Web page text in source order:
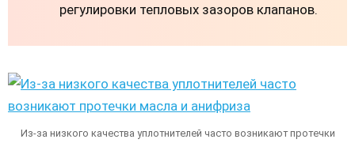
регулировки тепловых зазоров клапанов.
Из-за низкого качества уплотнителей часто возникают протечки